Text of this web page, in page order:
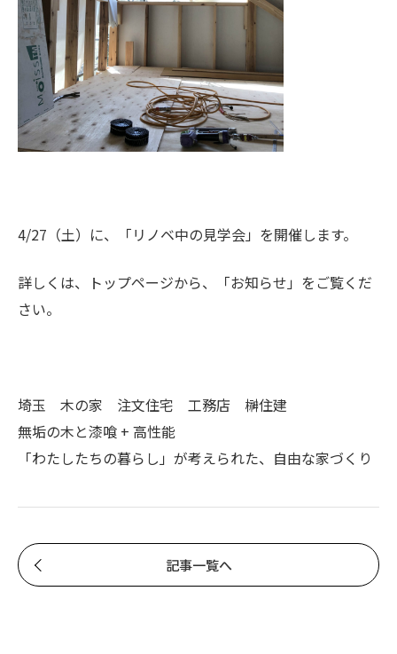
4/27（土）に、「リノベ中の見学会」を開催します。
詳しくは、トップページから、 「お知らせ」 をご覧くだ
さい。
埼玉 木の家 注文住宅 工務店 榊住建
無垢の木と漆喰 + 高性能
「わたしたちの暮らし」が考えられた、自由な家づくり
記事一覧へ